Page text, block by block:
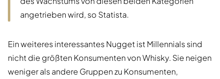
angetrieben wird, so Statista.
Ein weiteres interessantes Nugget ist Millennials sind
nicht die größten Konsumenten von Whisky. Sie neigen
weniger als andere Gruppen zu Konsumenten,